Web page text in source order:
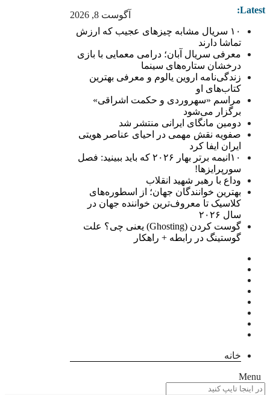
آگوست 8, 2026 Latest:
۱۰ سریال مشابه چیزهای عجیب که ارزش
تماشا دارند
معرفی سریال آبان؛ درامی معمایی با بازی
درخشان ستاره‌های سینما
زندگی‌نامه اروین یالوم و معرفی بهترین
کتاب‌های او
مراسم «سهروردی و حکمت اشراقی»
برگزار می‌شود
دومین مانگای ایرانی منتشر شد
صفویه نقش مهمی در احیای عناصر هویتی
ایران ایفا کرد
۱۰انیمه برتر بهار ۲۰۲۶ که باید ببینید: فصل
سورپرایزها!
وداع با رهبر شهید انقلاب
بهترین خوانندگان جهان؛ از اسطوره‌های
کلاسیک تا معروف‌ترین خواننده جهان در
سال ۲۰۲۶
گوست کردن (Ghosting) یعنی چی؟ علت
گوستینگ در رابطه + راهکار
خانه
Menu